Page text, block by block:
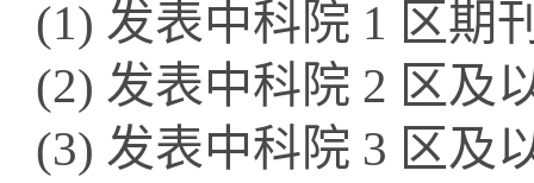
(1) 发表中科院 1 区期
(2) 发表中科院 2 区及
(3) 发表中科院 3 区及